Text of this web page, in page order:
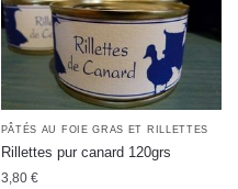
PÂTÉS AU FOIE GRAS ET RILLETTES
Rillettes pur canard 120grs
3,80 €